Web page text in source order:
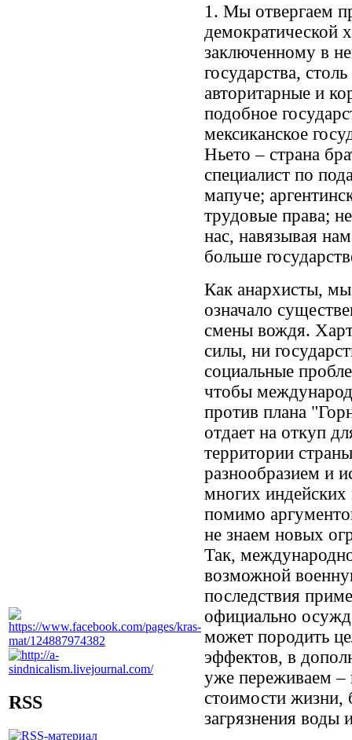
RSS
1. Мы отвергаем
демократической
заключенному в
государства,
авторитарные и
подобное
мексиканское
Ньето – страна
специалист по
мапуче;
трудовые права;
нас, навязывая
больше
Как анархисты,
означало
смены вождя.
силы, ни
социальные
чтобы
против плана
отдает на откуп
территории
разнообразием и
многих индейских
помимо
не знаем новых
Так,
возможной
последствия
официально
может породить
эффектов, в
уже переживаем –
стоимости жизни,
загрязнения воды